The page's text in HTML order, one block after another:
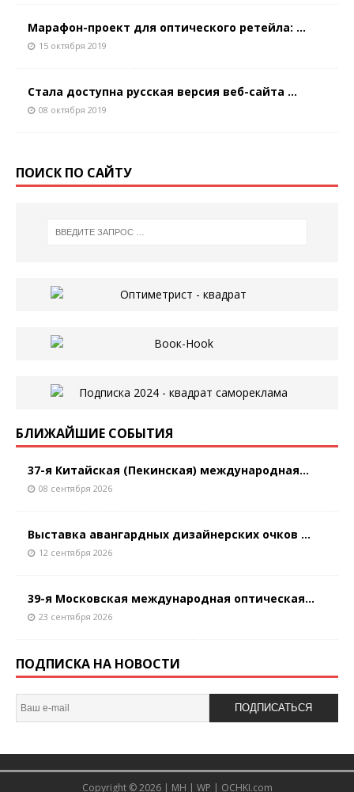
Марафон-проект для оптического ретейла: ...
15 октября 2019
Стала доступна русская версия веб-сайта ...
08 октября 2019
ПОИСК ПО САЙТУ
БЛИЖАЙШИЕ СОБЫТИЯ
37-я Китайская (Пекинская) международная...
08 сентября 2026
Выставка авангардных дизайнерских очков ...
12 сентября 2026
39-я Московская международная оптическая...
23 сентября 2026
ПОДПИСКА НА НОВОСТИ
ПОДПИСАТЬСЯ
Copyright © 2026 | MH | WP | OCHKI.com